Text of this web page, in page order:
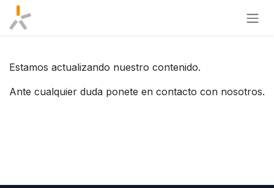
Ir al contenido
Estamos actualizando nuestro contenido.
Ante cualquier duda ponete en contacto con nosotros.